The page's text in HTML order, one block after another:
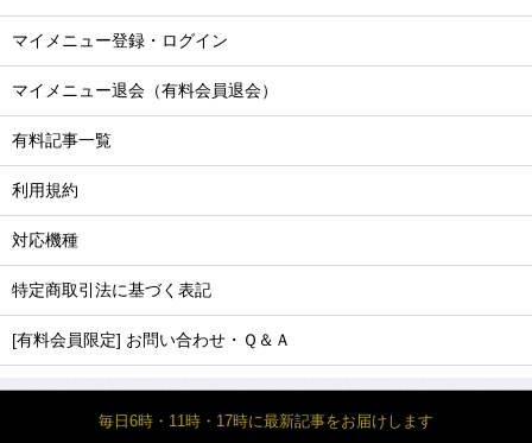
マイメニュー登録・ログイン
マイメニュー退会（有料会員退会）
有料記事一覧
利用規約
対応機種
特定商取引法に基づく表記
[有料会員限定] お問い合わせ・Ｑ＆Ａ
毎日6時・11時・17時に最新記事をお届けします